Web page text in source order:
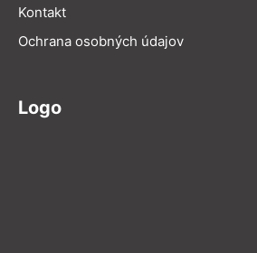
Kontakt
Ochrana osobných údajov
Logo